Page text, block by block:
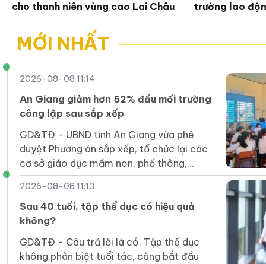
cho thanh niên vùng cao Lai Châu
trường lao
MỚI NHẤT
2026-08-08 11:14
An Giang giảm hơn 52% đầu mối trường
công lập sau sắp xếp
GD&TĐ - UBND tỉnh An Giang vừa phê
duyệt Phương án sắp xếp, tổ chức lại các
cơ sở giáo dục mầm non, phổ thông,
GDTX, GDNN công lập trên địa bàn tỉnh.
2026-08-08 11:13
Sau 40 tuổi, tập thể dục có hiệu quả
không?
GD&TĐ - Câu trả lời là có. Tập thể dục
không phân biệt tuổi tác, càng bắt đầu